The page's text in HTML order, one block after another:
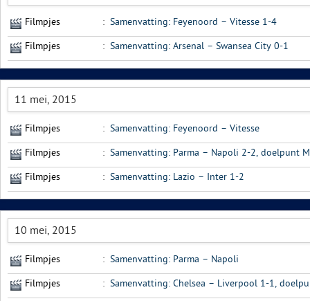
Filmpjes : Samenvatting: Feyenoord – Vitesse 1-4
Filmpjes : Samenvatting: Arsenal – Swansea City 0-1
11 mei, 2015
Filmpjes : Samenvatting: Feyenoord – Vitesse
Filmpjes : Samenvatting: Parma – Napoli 2-2, doelpunt
Filmpjes : Samenvatting: Lazio – Inter 1-2
10 mei, 2015
Filmpjes : Samenvatting: Parma – Napoli
Filmpjes : Samenvatting: Chelsea – Liverpool 1-1,